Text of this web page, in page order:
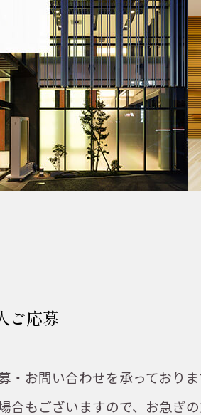
ご応募
お問い合わせを承っておりま
合もございますので、お急ぎ